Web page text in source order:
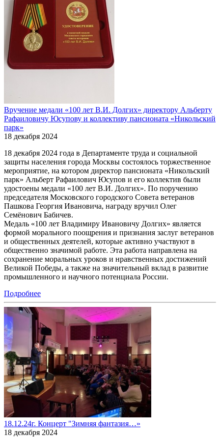
Вручение медали «100 лет В.И. Долгих» директору Альберту
Рафаиловичу Юсупову и коллективу пансионата «Никольский
парк»
18 декабря 2024
18 декабря 2024 года в Департаменте труда и социальной
защиты населения города Москвы состоялось торжественное
мероприятие, на котором директор пансионата «Никольский
парк» Альберт Рафаилович Юсупов и его коллектив были
удостоены медали «100 лет В.И. Долгих». По поручению
председателя Московского городского Совета ветеранов
Пашкова Георгия Ивановича, награду вручил Олег
Семёнович Бабичев.
Медаль «100 лет Владимиру Ивановичу Долгих» является
формой морального поощрения и признания заслуг ветеранов
и общественных деятелей, которые активно участвуют в
общественно значимой работе. Эта работа направлена на
сохранение моральных уроков и нравственных достижений
Великой Победы, а также на значительный вклад в развитие
промышленного и научного потенциала России.
Подробнее
18.12.24г. Концерт "Зимняя фантазия…»
18 декабря 2024